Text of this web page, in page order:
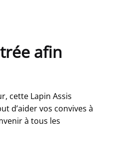
afin
cette Lapin Assis
d’aider vos convives à
à tous les